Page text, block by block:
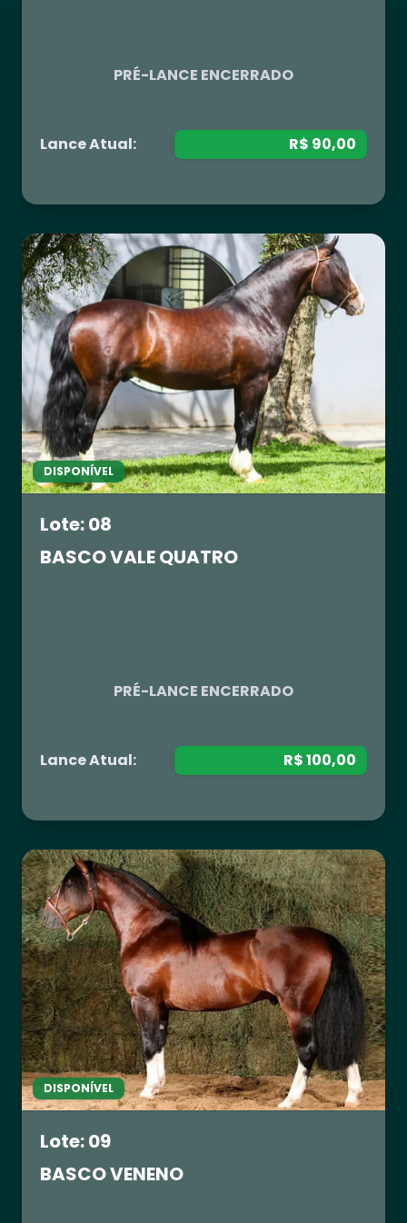
PRÉ-LANCE ENCERRADO
Lance Atual: R$ 90,00
DISPONÍVEL
Lote: 08
BASCO VALE QUATRO
PRÉ-LANCE ENCERRADO
Lance Atual: R$ 100,00
DISPONÍVEL
Lote: 09
BASCO VENENO